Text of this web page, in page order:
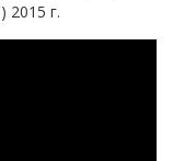
2015 г.